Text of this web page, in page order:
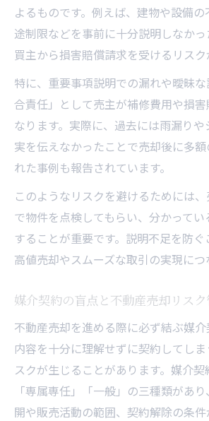
よるものです。例えば、建物や設備
途制限などを事前に十分説明しなか
買主から損害賠償請求を受けるリスク
特に、重要事項説明での漏れや曖昧
合責任」として売主が補修費用や損
なります。実際に、過去には雨漏り
実を伝えなかったことで売却後に多
れた事例も報告されています。
このようなリスクを避けるためには
で物件を点検してもらい、分かって
することが重要です。説明不足を防
高値売却やスムーズな取引の実現につ
媒介契約の盲点と不動産売却リス
不動産売却を進める際に必ず結ぶ媒
内容を十分に理解せずに契約してし
スクが生じることがあります。媒介契
「専属専任」「一般」の三種類があ
開や販売活動の範囲、契約解除の条件